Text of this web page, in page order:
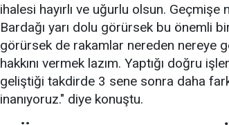
ihalesi hayırlı ve uğurlu olsun. Geçmişe
Bardağı yarı dolu görürsek bu önemli
görürsek de rakamlar nereden nereye
hakkını vermek lazım. Yaptığı doğru
geliştiği takdirde 3 sene sonra daha
inanıyoruz." diye konuştu.